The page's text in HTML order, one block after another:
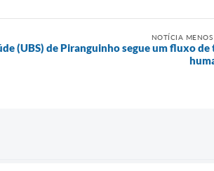
NOTÍCIA MENOS
(UBS) de Piranguinho segue um fluxo de